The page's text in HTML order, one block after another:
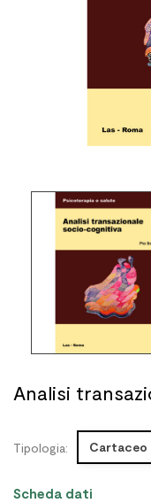
Analisi
Tipologia: Cartaceo
Scheda dati